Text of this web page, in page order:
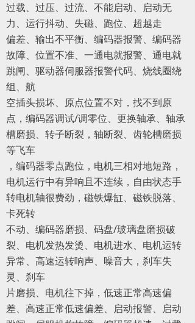
过载、过压、过流、不能启动、启动无
力、运行抖动、失磁、跑位、超越走
偏差、输出不平衡、编码器报警、编码器
故障、位置不准、一通电就报警、通电就
跳闸、驱动器伺服器报警代码、烧线圈绕
组、航
空插头损坏、原点位置不对，找不到原
点，编码器调试/调零位、更换轴承、轴承
槽磨损、转子断裂，轴断裂、齿轮槽磨损
等飞车
，编码器零点跑位，电机三相对地短路，
电机运行中有异响且不连续，自由状态手
转电机轴很费劲，磁铁爆缸、磁铁脱落、
卡死转
不动、编码器磨损、码盘/玻璃盘磨损破
裂、电机发热发烫、电机进水、电机运转
异常、高速运转响声、噪音大，刹车失
灵、刹车
片磨损、电机往下掉，低速正常高速偏
差、高速正常低速偏差、启动报警、启动